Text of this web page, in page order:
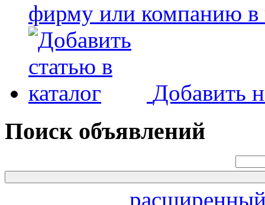
фирму или компанию в
Добавить
Поиск объявлений